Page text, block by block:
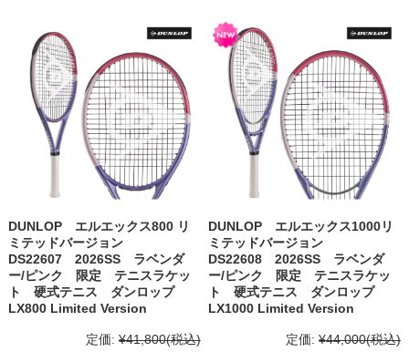
DUNLOP エルエックス800 リ
ミテッドバージョン
DS22607 2026SS ラベンダ
ー/ピンク 限定 テニスラケッ
ト 硬式テニス ダンロップ
LX800 Limited Version
定価: ¥41,800(税込)
DUNLOP エルエックス1000リ
ミテッドバージョン
DS22608 2026SS ラベンダ
ー/ピンク 限定 テニスラケッ
ト 硬式テニス ダンロップ
LX1000 Limited Version
定価: ¥44,000(税込)